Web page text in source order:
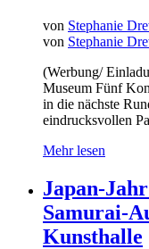
von Stephanie
von Stephanie
(Werbung/
Museum Fünf
in die nächste
eindrucksvollen
Mehr lesen
Japan-
Samurai-
Kunsthalle